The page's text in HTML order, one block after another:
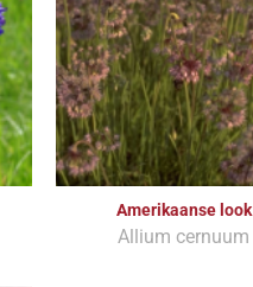
Amerikaanse look
Allium cernuum